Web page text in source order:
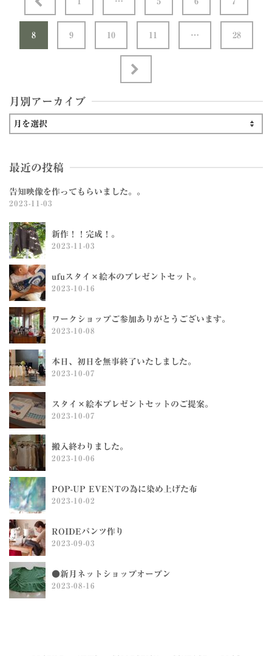
8 9 10 11 … 28
月別アーカイブ
月
ー
イ
最近の投稿
告知映像を作ってもらいました。。
2023-11-03
新作！！完成！。
2023-11-03
ufuスタイ×絵本のプレゼントセット。
2023-10-16
ワークショップご参加ありがとうございます。
2023-10-08
本日、初日を無事終了いたしました。
2023-10-07
スタイ×絵本プレゼントセットのご提案。
2023-10-07
搬入終わりました。
2023-10-06
POP-UP EVENTの為に染め上げた布
2023-10-02
ROIDEパンツ作り
2023-09-03
●新月ネットショップオープン
2023-08-16